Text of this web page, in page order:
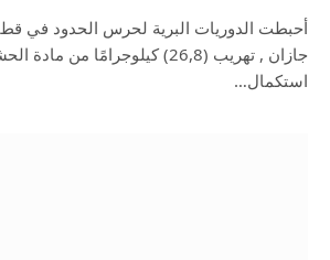
أحبطت الدوريات البرية لحرس الحدود في
جازان , تهريب (26,8) كيلوجرامًا
استكمال…